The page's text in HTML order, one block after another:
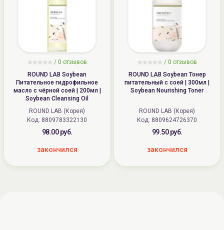
/ 0 отзывов
ROUND LAB Soybean
Питательное гидрофильное
масло с чёрной соей | 200мл |
Soybean Cleansing Oil
ROUND LAB (Корея)
Код: 8809783322130
98.00 руб.
закончился
/ 0 отзывов
ROUND LAB Soybean Тонер
питательный с соей | 300мл |
Soybean Nourishing Toner
ROUND LAB (Корея)
Код: 8809624726370
99.50 руб.
закончился